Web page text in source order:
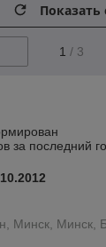
1 / 3
за последний
Минск, Минск,